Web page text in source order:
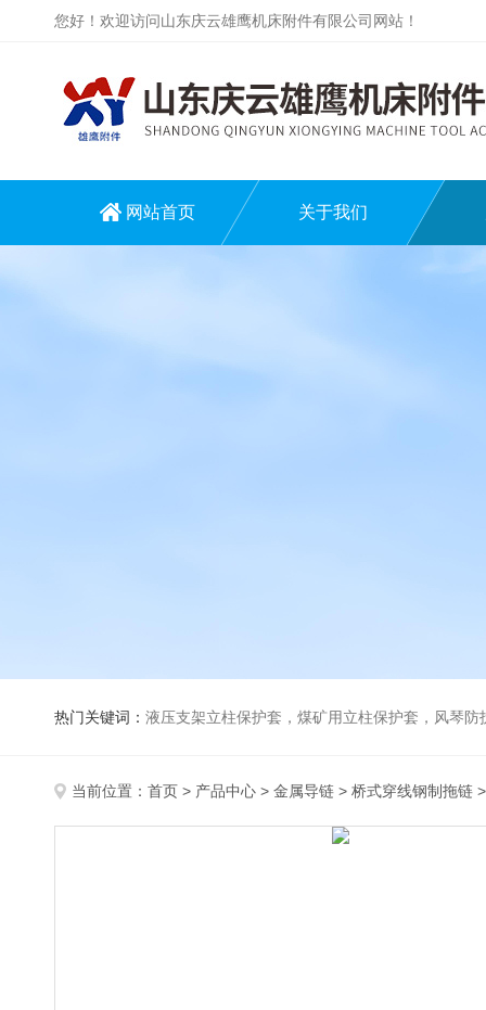
您好！欢迎访问山东庆云雄鹰机床附件有限公司网站！
网站首页 关于我们
热门关键词： 液压支架立柱保护套，煤矿用立柱保护套，风琴
当前位置： 首页 > 产品中心 > 金属导链 > 桥式穿线钢制拖链